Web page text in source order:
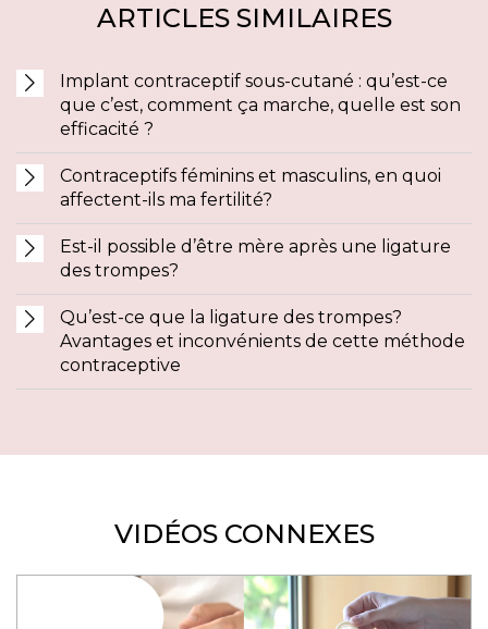
ARTICLES SIMILAIRES
Implant contraceptif sous-cutané : qu’est-ce
que c’est, comment ça marche, quelle est son
efficacité ?
Contraceptifs féminins et masculins, en quoi
affectent-ils ma fertilité?
Est-il possible d’être mère après une ligature
des trompes?
Qu’est-ce que la ligature des trompes?
Avantages et inconvénients de cette méthode
contraceptive
VIDÉOS CONNEXES